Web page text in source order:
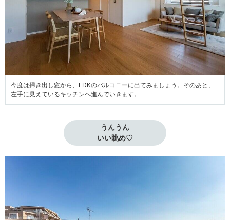
今度は掃き出し窓から、LDKのバルコニーに出てみましょう。そのあと、
左手に見えているキッチンへ進んでいきます。
うんうん
いい眺め♡